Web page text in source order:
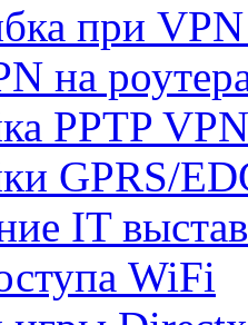
при
на
PPTP
GPRS/
IT
WiFi